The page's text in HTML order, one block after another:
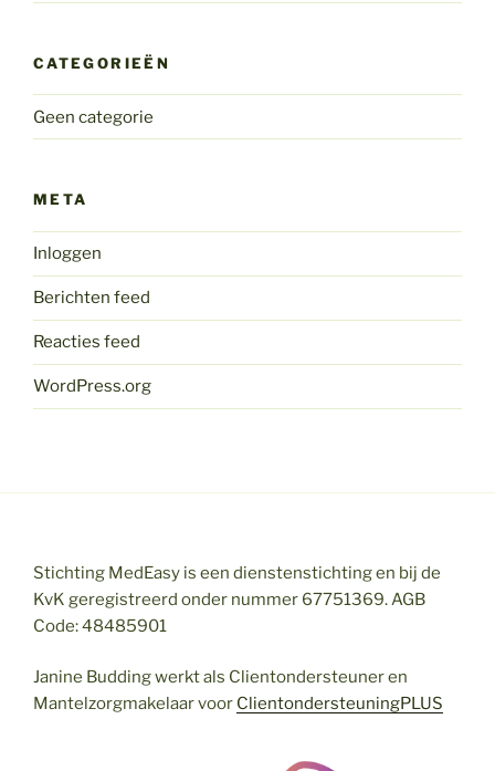
CATEGORIEËN
Geen categorie
META
Inloggen
Berichten feed
Reacties feed
WordPress.org
Stichting MedEasy is een dienstenstichting en bij de
KvK geregistreerd onder nummer 67751369. AGB
Code: 48485901
Janine Budding werkt als Clientondersteuner en
Mantelzorgmakelaar voor ClientondersteuningPLUS